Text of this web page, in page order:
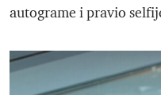
autograme i pravio